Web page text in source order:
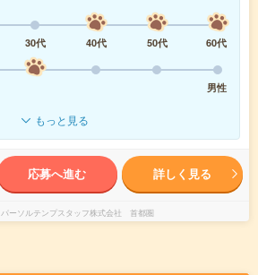
30代 40代 50代
60代
男性
もっと見る
応募へ進む 詳しく見る
パーソルテンプスタッフ株式会社 首都圏